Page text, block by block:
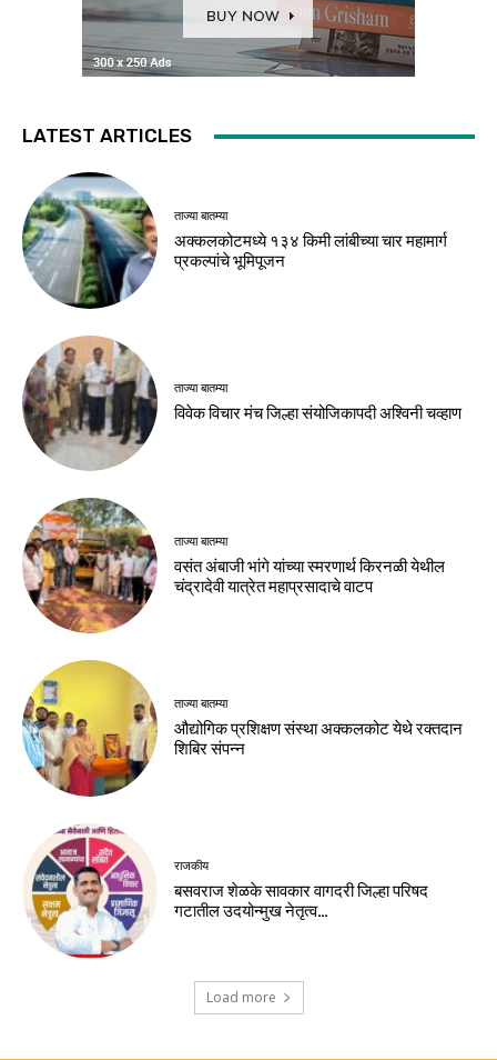
LATEST ARTICLES
ताज्या बातम्या
अक्कलकोटमध्ये १३४ किमी लांबीच्या चार महामार्ग
प्रकल्पांचे भूमिपूजन
ताज्या बातम्या
विवेक विचार मंच जिल्हा संयोजिकापदी अश्विनी चव्हाण
ताज्या बातम्या
वसंत अंबाजी भांगे यांच्या स्मरणार्थ किरनळी येथील
चंद्रादेवी यात्रेत महाप्रसादाचे वाटप
ताज्या बातम्या
औद्योगिक प्रशिक्षण संस्था अक्कलकोट येथे रक्तदान
शिबिर संपन्न
राजकीय
बसवराज शेळके सावकार वागदरी जिल्हा परिषद
गटातील उदयोन्मुख नेतृत्व…
Load more